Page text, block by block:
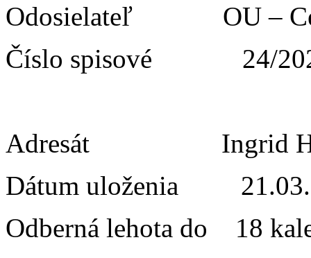
Odosielateľ OU –
Číslo spisové 24/
Adresát Ingrid
Dátum uloženia
Odberná lehota do 18